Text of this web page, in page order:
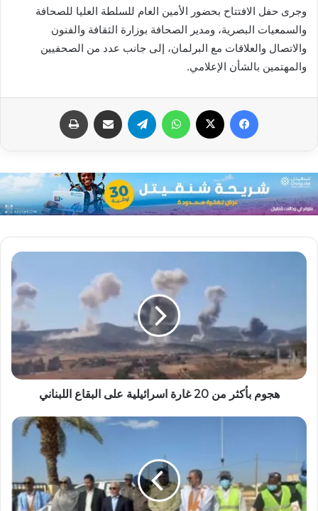
وجرى حفل الافتتاح بحضور الأمين العام للسلطة العليا للصحافة
والسمعيات البصرية، ومدير الصحافة بوزارة الثقافة والفنون
والاتصال والعلاقات مع البرلمان، إلى جانب عدد من الصحفيين
والمهتمين بالشأن الإعلامي.
فيسبوك واتساب تيلقرام مشاركة عبر البريد
هجوم بأكثر من 20 غارة اسرائيلية على البقاع اللبناني